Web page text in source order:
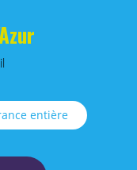
entière